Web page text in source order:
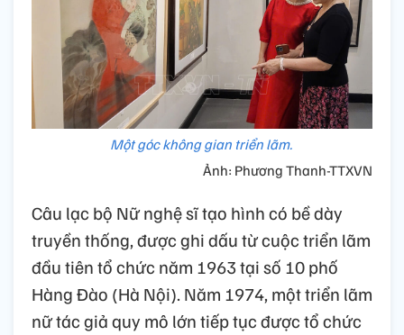
Một góc không gian triển lãm.
Ảnh: Phương Thanh-TTXVN
Câu lạc bộ Nữ nghệ sĩ tạo hình có bề dày
truyền thống, được ghi dấu từ cuộc triển lãm
đầu tiên tổ chức năm 1963 tại số 10 phố
Hàng Đào (Hà Nội). Năm 1974, một triển lãm
nữ tác giả quy mô lớn tiếp tục được tổ chức